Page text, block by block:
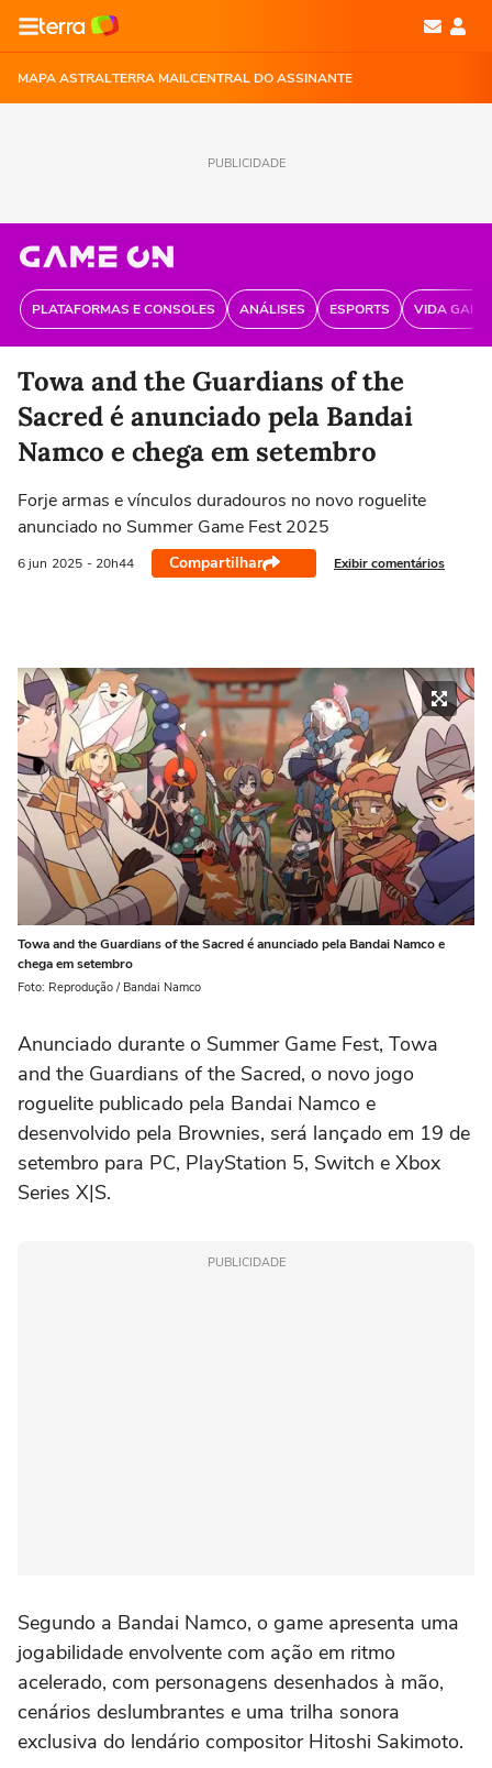
MAPA ASTRALTERRA MAILCENTRAL DO ASSINANTE
PUBLICIDADE
PLATAFORMAS E CONSOLES ANÁLISES ESPORTS VIDA
Towa and the Guardians of the
Sacred é anunciado pela Bandai
Namco e chega em setembro
Forje armas e vínculos duradouros no novo roguelite
anunciado no Summer Game Fest 2025
6 jun 2025 - 20h44 Compartilhar Exibir comentários
Towa and the Guardians of the Sacred é anunciado pela Bandai Namco e
chega em setembro
Foto: Reprodução / Bandai Namco
Anunciado durante o Summer Game Fest, Towa
and the Guardians of the Sacred, o novo jogo
roguelite publicado pela Bandai Namco e
desenvolvido pela Brownies, será lançado em 19 de
setembro para PC, PlayStation 5, Switch e Xbox
Series X|S.
PUBLICIDADE
Segundo a Bandai Namco, o game apresenta uma
jogabilidade envolvente com ação em ritmo
acelerado, com personagens desenhados à mão,
cenários deslumbrantes e uma trilha sonora
exclusiva do lendário compositor Hitoshi Sakimoto.